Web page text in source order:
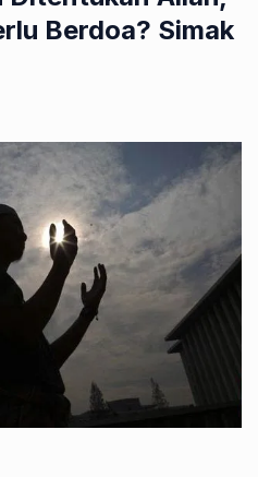
Berdoa? Simak